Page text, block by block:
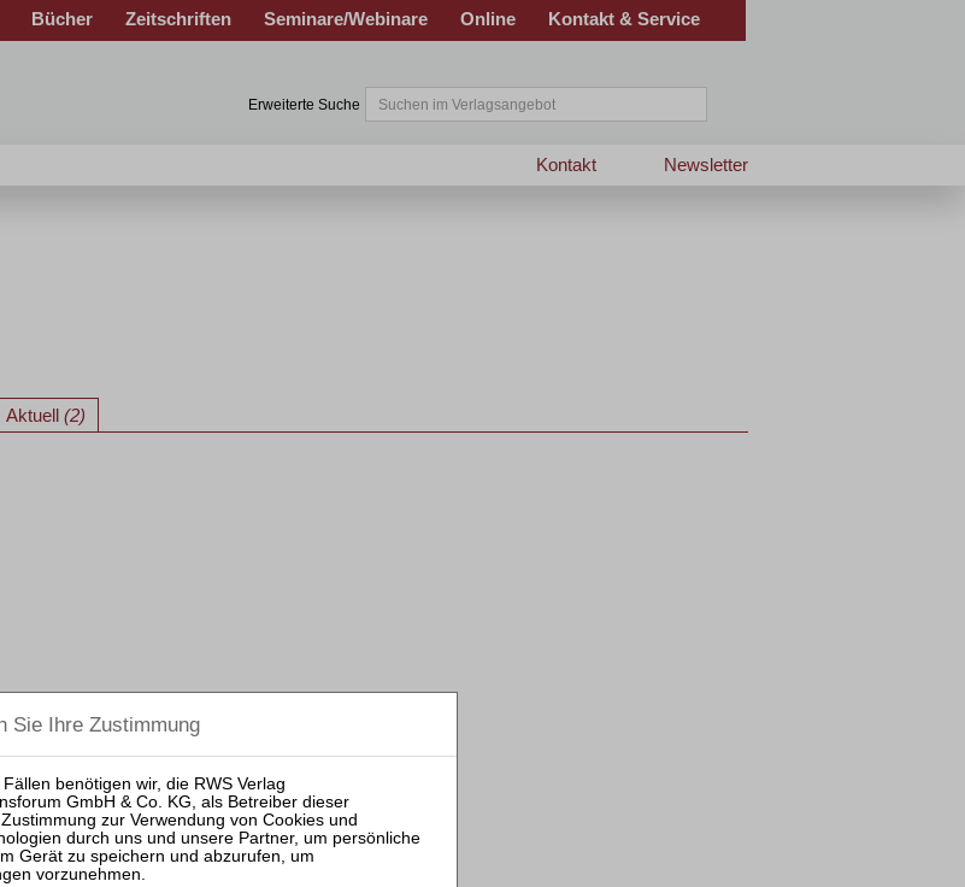
Bücher Zeitschriften Seminare/Webinare Online Kontakt & Service
Erweiterte Suche
Newsletter
Kontakt
Aktuell (2)